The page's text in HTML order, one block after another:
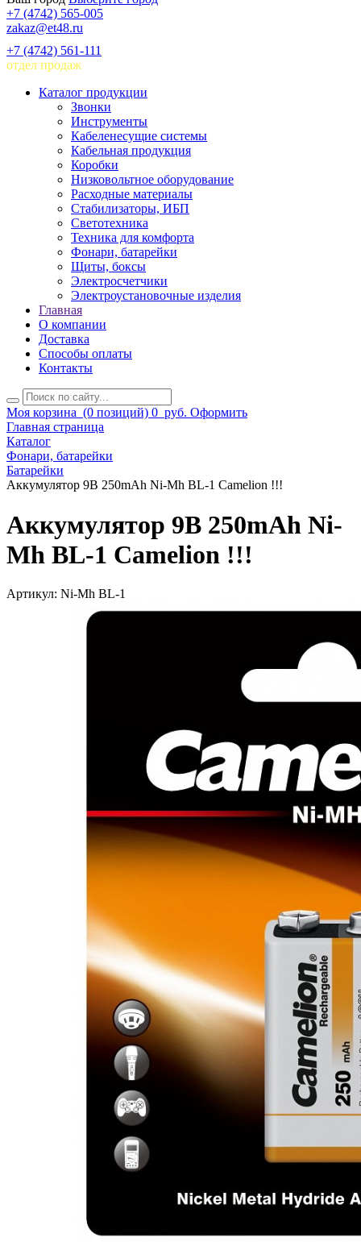
+7 (4742) 565-005
zakaz@et48.ru
+7 (4742) 561-111
отдел продаж
Каталог продукции
Звонки
Инструменты
Кабеленесущие системы
Кабельная продукция
Коробки
Низковольтное оборудование
Расходные материалы
Стабилизаторы, ИБП
Светотехника
Техника для комфорта
Фонари, батарейки
Щиты, боксы
Электросчетчики
Электроустановочные изделия
Главная
О компании
Доставка
Способы оплаты
Контакты
Моя корзина (0 позиций) 0 руб. Оформить
Главная страница
Каталог
Фонари, батарейки
Батарейки
Аккумулятор 9В 250mAh Ni-Mh BL-1 Camelion !!!
Аккумулятор 9В 250mAh Ni-
Mh BL-1 Camelion !!!
Артикул: Ni-Mh BL-1